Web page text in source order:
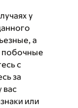
у
а
побочные
с
за
вас
или